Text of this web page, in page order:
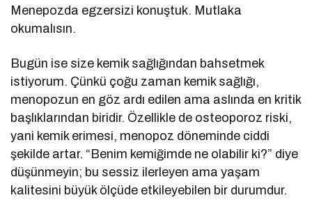
Menepozda egzersizi konuştuk. Mutlaka
okumalısın.
Bugün ise size kemik sağlığından bahsetmek
istiyorum. Çünkü çoğu zaman kemik sağlığı,
menopozun en göz ardı edilen ama aslında en kritik
başlıklarından biridir. Özellikle de osteoporoz riski,
yani kemik erimesi, menopoz döneminde ciddi
şekilde artar. “Benim kemiğimde ne olabilir ki?” diye
düşünmeyin; bu sessiz ilerleyen ama yaşam
kalitesini büyük ölçüde etkileyebilen bir durumdur.